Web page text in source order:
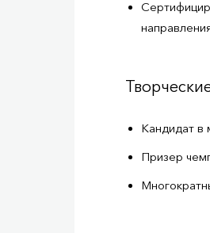
Кандидат в
Призер